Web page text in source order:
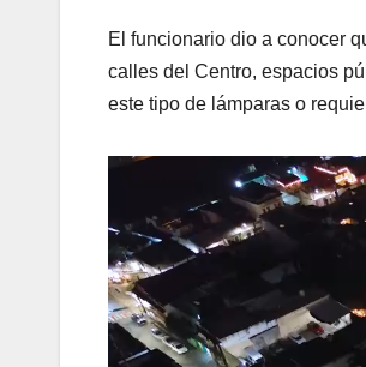
El funcionario dio a conocer
calles del Centro, espacios
este tipo de lámparas o